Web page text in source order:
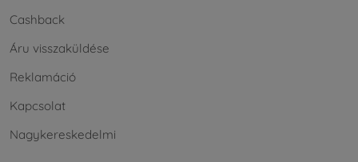
Cashback
Áru visszaküldése
Reklamáció
Kapcsolat
Nagykereskedelmi